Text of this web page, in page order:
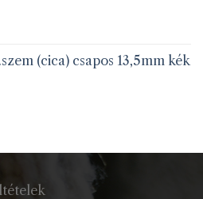
(cica) csapos 13,5mm kék